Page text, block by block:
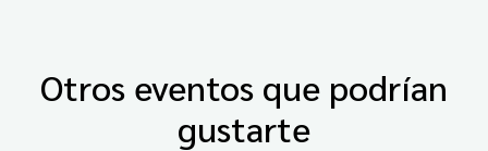
Otros eventos que podrían
gustarte